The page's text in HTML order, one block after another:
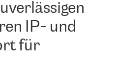
IP- und
für